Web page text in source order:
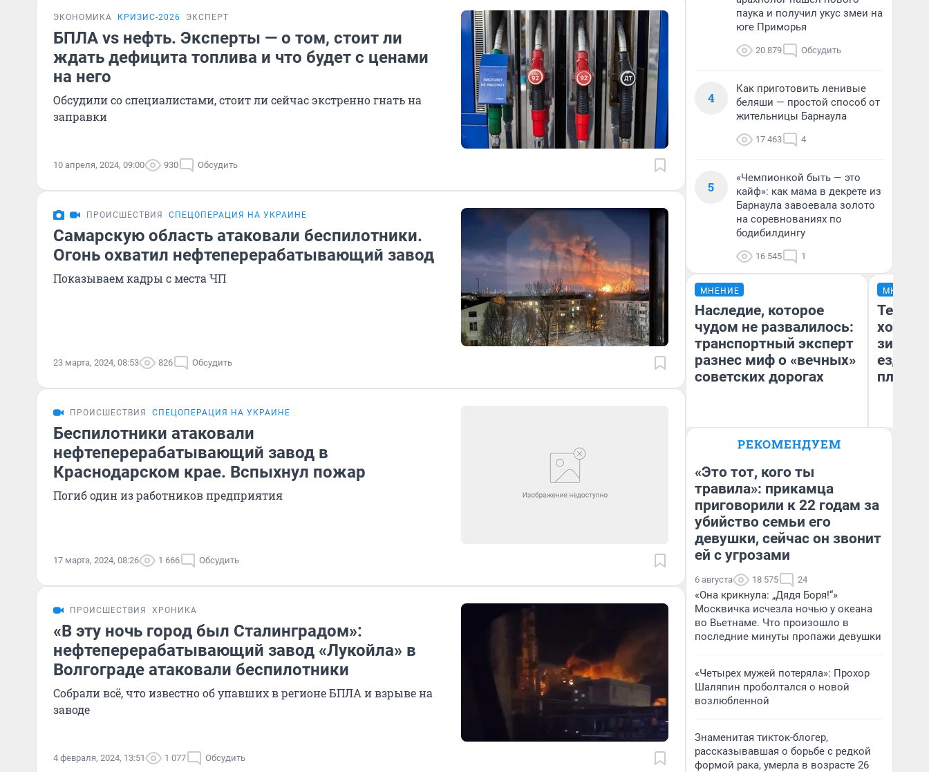
ЭКОНОМИКА КРИЗИС-2026 ЭКСПЕРТ
БПЛА vs нефть. Эксперты — о том, стоит ли
ждать дефицита топлива и что будет с ценами
на него
Обсудили со специалистами, стоит ли сейчас экстренно гнать на
заправки
10 апреля, 2024, 09:00 930 Обсудить
ПРОИСШЕСТВИЯ СПЕЦОПЕРАЦИЯ НА УКРАИНЕ
Самарскую область атаковали беспилотники.
Огонь охватил нефтеперерабатывающий завод
Показываем кадры с места ЧП
23 марта, 2024, 08:53 826 Обсудить
ПРОИСШЕСТВИЯ СПЕЦОПЕРАЦИЯ НА УКРАИНЕ
Беспилотники атаковали
нефтеперерабатывающий завод в
Краснодарском крае. Вспыхнул пожар
Погиб один из работников предприятия
17 марта, 2024, 08:26 1 666 Обсудить
ПРОИСШЕСТВИЯ ХРОНИКА
«В эту ночь город был Сталинградом»:
нефтеперерабатывающий завод «Лукойла» в
Волгограде атаковали беспилотники
Собрали всё, что известно об упавших в регионе БПЛА и взрыве на
заводе
4 февраля, 2024, 13:51 1 077 Обсудить
паука и получил укус змеи на
юге Приморья
20 879 Обсудить
4
Как приготовить ленивые
беляши — простой способ от
жительницы Барнаула
17 463 4
5
«Чемпионкой быть — это
кайф»: как мама в декрете из
Барнаула завоевала золото
на соревнованиях по
бодибилдингу
16 545 1
МНЕНИЕ
Наследие, которое
чудом не развалилось:
транспортный эксперт
разнес миф о «вечных»
советских дорогах
Блогер, предприниматель,
бизнесе
МНЕНИЕ
Тепло
зимой.
ездит
плюсы
РЕКОМЕНДУЕМ
«Это тот, кого ты
травила»: прикамца
приговорили к 22 годам за
убийство семьи его
девушки, сейчас он звонит
ей с угрозами
6 августа 18 575 24
«Она крикнула: „Дядя Боря!“»
Москвичка исчезла ночью у океана
во Вьетнаме. Что произошло в
последние минуты пропажи девушки
«Четырех мужей потеряла»: Прохор
Шаляпин проболтался о новой
возлюбленной
Знаменитая тикток-блогер,
рассказывавшая о борьбе с редкой
формой рака, умерла в возрасте 26